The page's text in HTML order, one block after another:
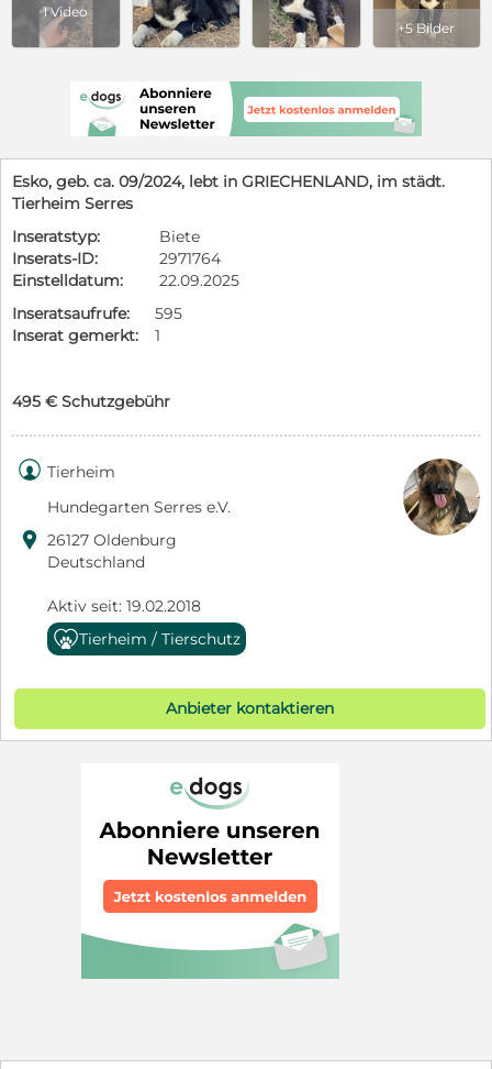
1 Video
+5 Bilder
Esko, geb. ca. 09/2024, lebt in GRIECHENLAND, im städt.
Tierheim Serres
Inseratstyp:
Biete
Inserats-ID:
2971764
Einstelldatum:
22.09.2025
Inseratsaufrufe:
595
Inserat gemerkt:
1
495 € Schutzgebühr
 Tierheim
Hundegarten Serres e.V.
 26127 Oldenburg
Deutschland
Aktiv seit: 19.02.2018
Tierheim / Tierschutz
Anbieter kontaktieren